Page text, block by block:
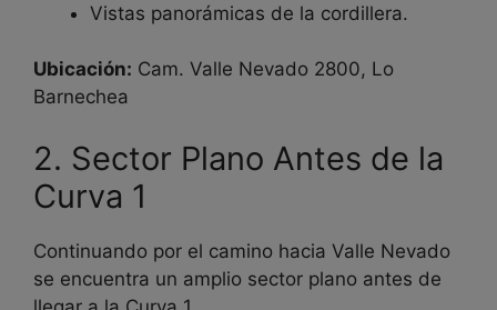
Vistas panorámicas de la cordillera.
Ubicación: Cam. Valle Nevado 2800, Lo
Barnechea
2. Sector Plano Antes de la
Curva 1
Continuando por el camino hacia Valle Nevado
se encuentra un amplio sector plano antes de